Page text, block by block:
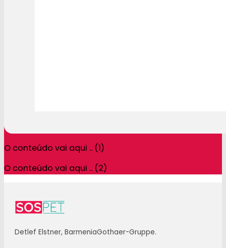
O conteúdo vai aqui .. (1)
O conteúdo vai aqui .. (2)
Detlef Elstner, BarmeniaGothaer-Gruppe.